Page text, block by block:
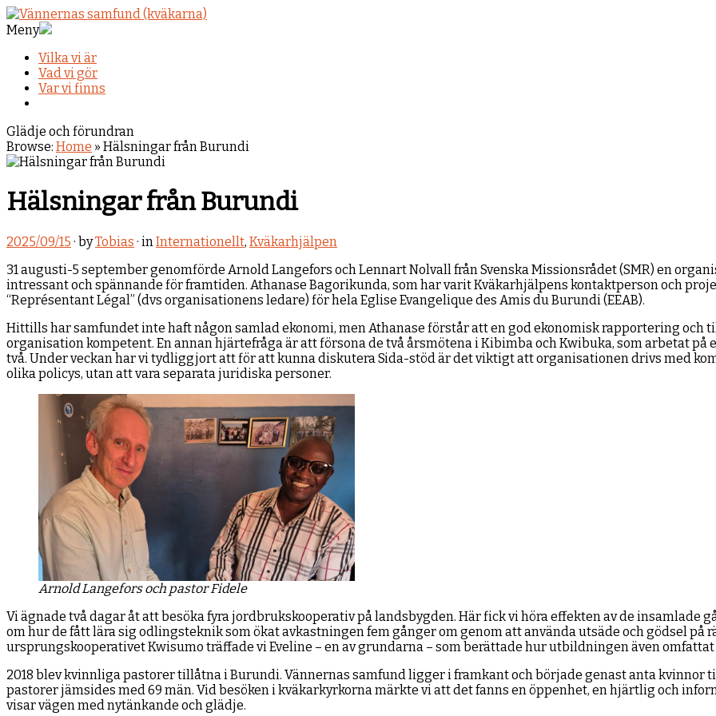
Meny
Vilka vi är
Vad vi gör
Var vi finns
Glädje och förundran
Browse: Home » Hälsningar från Burundi
Hälsningar från Burundi
2025/09/15 · byTobias · inInternationellt, Kväkarhjälpen
31 augusti-5 september genomförde Arnold Langefors och Lennart Nolvall från Svenska Missionsrådet (SMR) en
intressant och spännande för framtiden. Athanase Bagorikunda, som har varit Kväkarhjälpens kontaktperson och
“Représentant Légal” (dvs organisationens ledare) för hela Eglise Evangelique des Amis du Burundi (EEAB).
Hittills har samfundet inte haft någon samlad ekonomi, men Athanase förstår att en god ekonomisk rapportering och
organisation kompetent. En annan hjärtefråga är att försona de två årsmötena i Kibimba och Kwibuka, som arbetat på
två. Under veckan har vi tydliggjort att för att kunna diskutera Sida-stöd är det viktigt att organisationen drivs med
olika policys, utan att vara separata juridiska personer.
Arnold Langefors och pastor Fidele
Vi ägnade två dagar åt att besöka fyra jordbrukskooperativ på landsbygden. Här fick vi höra effekten av de insamlade
om hur de fått lära sig odlingsteknik som ökat avkastningen fem gånger om genom att använda utsäde och gödsel på
ursprungskooperativet Kwisumo träffade vi Eveline – en av grundarna – som berättade hur utbildningen även
2018 blev kvinnliga pastorer tillåtna i Burundi. Vännernas samfund ligger i framkant och började genast anta
pastorer jämsides med 69 män. Vid besöken i kväkarkyrkorna märkte vi att det fanns en öppenhet, en hjärtlig och
visar vägen med nytänkande och glädje.